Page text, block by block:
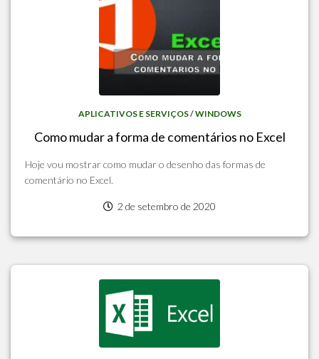
APLICATIVOS E SERVIÇOS/WINDOWS
Como mudar a forma de comentários no Excel
Hoje vou mostrar como mudar o desenho das formas de
comentário no Excel.
2 de setembro de 2020